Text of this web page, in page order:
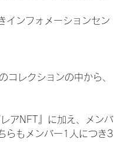
インフォメーションセン
レクションの中から、
アNFT』に加え、メンバ
らもメンバー1人につき3